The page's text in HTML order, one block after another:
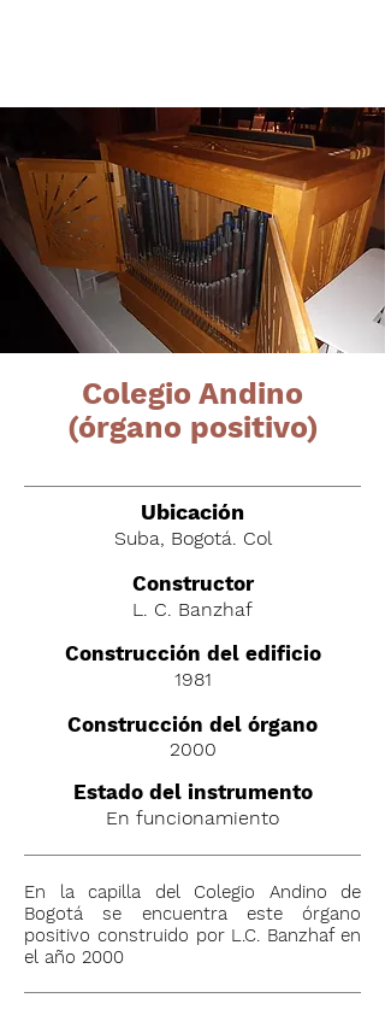
Colegio Andino
(órgano positivo)
Ubicación
Suba, Bogotá. Col
Constructor
L. C. Banzhaf
Construcción del edificio
1981
Construcción del órgano
2000
Estado del instrumento
En funcionamiento
En la capilla del Colegio Andino de
Bogotá se encuentra este órgano
positivo construido por L.C. Banzhaf en
el año 2000